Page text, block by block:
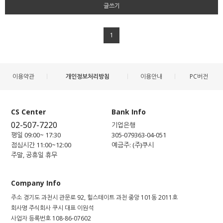
글쓰기
1
이용약관 개인정보처리방침 이용안내 PC버전
CS Center
02-507-7220
평일 09:00~ 17:30
점심시간 11:00~12:00
주말, 공휴일 휴무
Bank Info
기업은행
305-079363-04-051
예금주: (주)쿠시
Company Info
주소 경기도 과천시 관문로 92, 힐스테이트 과천 중앙 101동 2011호
회사명 주식회사 쿠시 대표 이원석
사업자 등록번호 108-86-07602